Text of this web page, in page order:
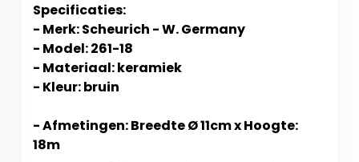
Specificaties:
- Merk: Scheurich - W. Germany
- Model: 261-18
- Materiaal: keramiek
- Kleur: bruin
- Afmetingen: Breedte Ø 11cm x Hoogte:
18m